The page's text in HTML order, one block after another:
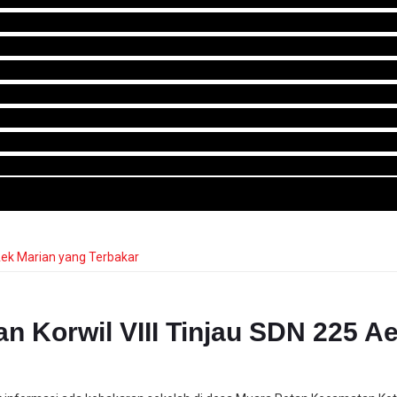
Korwil VIII Tinjau SDN 225